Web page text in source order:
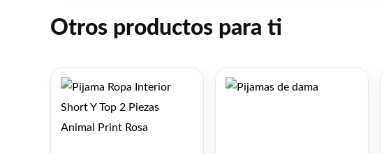
Otros productos para ti